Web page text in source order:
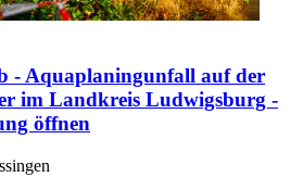
- Aquaplaningunfall auf der
im Landkreis Ludwigsburg -
öffnen